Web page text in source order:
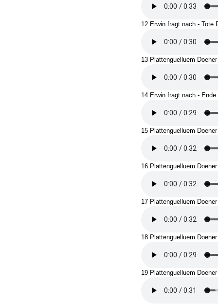
12 Erwin fragt nach - Tote
13 Plattenguelluem
14 Erwin fragt nach -
15 Plattenguelluem
16 Plattenguelluem
17 Plattenguelluem
18 Plattenguelluem
19 Plattenguelluem